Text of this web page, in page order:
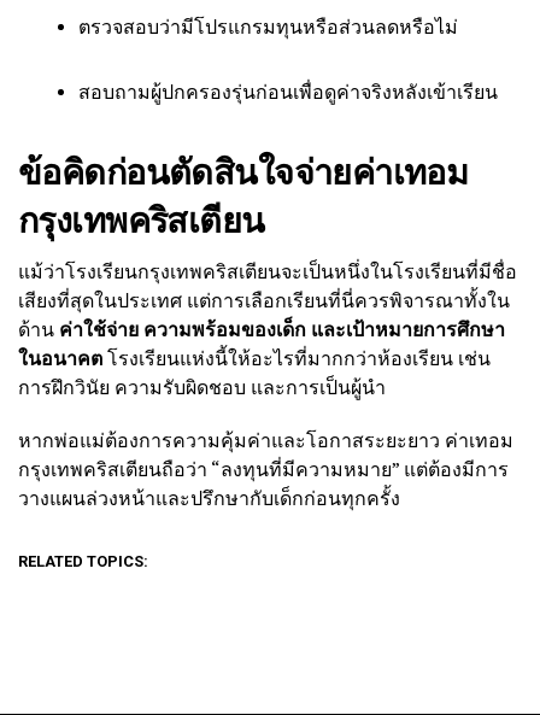
ตรวจสอบว่ามีโปรแกรมทุนหรือส่วนลดหรือไม่
สอบถามผู้ปกครองรุ่นก่อนเพื่อดูค่าจริงหลังเข้าเรียน
ข้อคิดก่อนตัดสินใจจ่ายค่าเทอม
กรุงเทพคริสเตียน
แม้ว่าโรงเรียนกรุงเทพคริสเตียนจะเป็นหนึ่งในโรงเรียนที่มีชื่อ
เสียงที่สุดในประเทศ แต่การเลือกเรียนที่นี่ควรพิจารณาทั้งใน
ด้าน ค่าใช้จ่าย ความพร้อมของเด็ก และเป้าหมายการศึกษา
ในอนาคตโรงเรียนแห่งนี้ให้อะไรที่มากกว่าห้องเรียน เช่น
การฝึกวินัย ความรับผิดชอบ และการเป็นผู้นำ
หากพ่อแม่ต้องการความคุ้มค่าและโอกาสระยะยาว ค่าเทอม
กรุงเทพคริสเตียนถือว่า “ลงทุนที่มีความหมาย” แต่ต้องมีการ
วางแผนล่วงหน้าและปรึกษากับเด็กก่อนทุกครั้ง
RELATED TOPICS: